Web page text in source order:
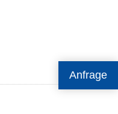
Anfrage